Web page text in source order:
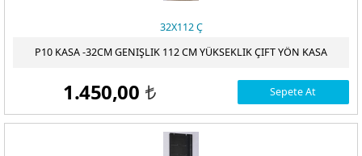
32X112 Ç
P10 KASA -32CM GENIŞLIK 112 CM YÜKSEKLIK ÇIFT YÖN KASA
1.450,00 t Sepete At